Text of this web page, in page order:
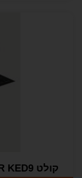
קולט KUPPER KED9 – דאון-דראפט שקוע בשיש